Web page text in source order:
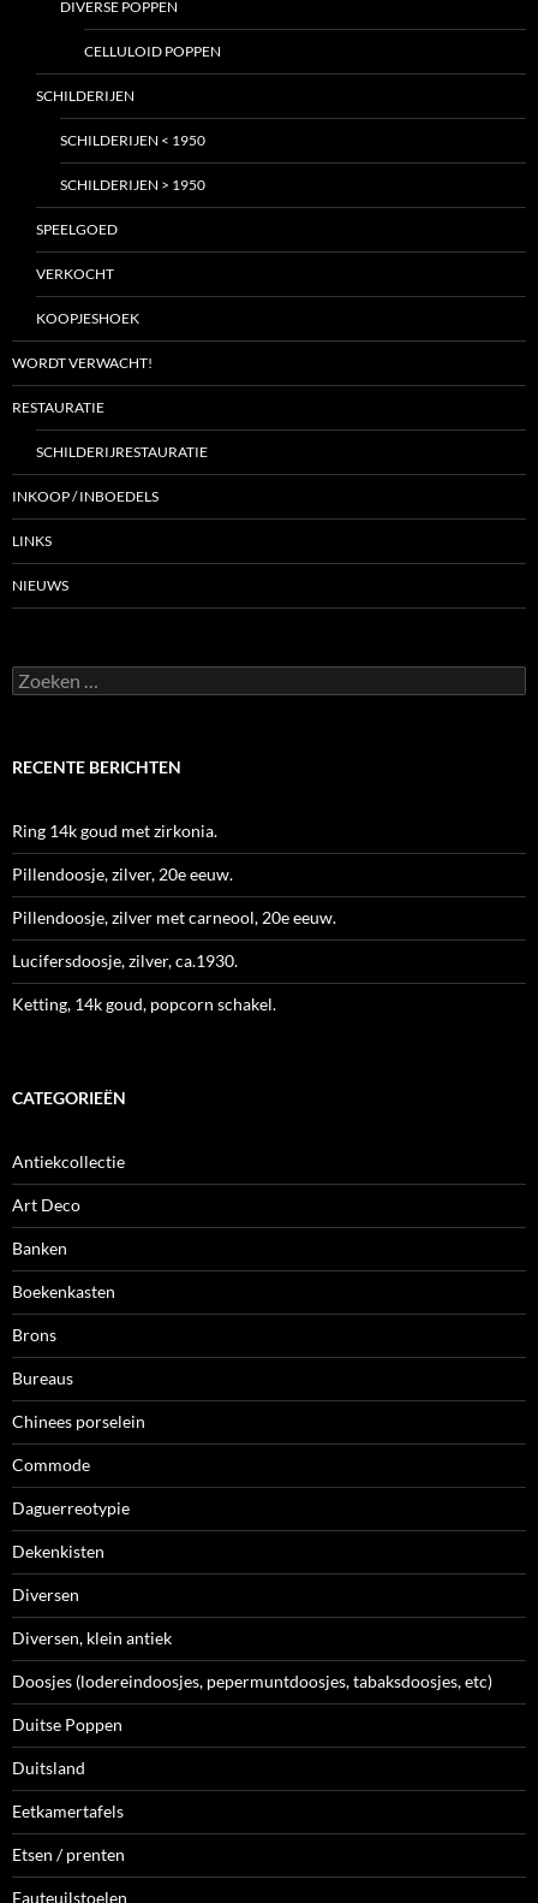
DIVERSE POPPEN
CELLULOID POPPEN
SCHILDERIJEN
SCHILDERIJEN < 1950
SCHILDERIJEN > 1950
SPEELGOED
VERKOCHT
KOOPJESHOEK
WORDT VERWACHT!
RESTAURATIE
SCHILDERIJRESTAURATIE
INKOOP / INBOEDELS
LINKS
NIEUWS
Zoeken
naar:
RECENTE BERICHTEN
Ring 14k goud met zirkonia.
Pillendoosje, zilver, 20e eeuw.
Pillendoosje, zilver met carneool, 20e eeuw.
Lucifersdoosje, zilver, ca.1930.
Ketting, 14k goud, popcorn schakel.
CATEGORIEËN
Antiekcollectie
Art Deco
Banken
Boekenkasten
Brons
Bureaus
Chinees porselein
Commode
Daguerreotypie
Dekenkisten
Diversen
Diversen, klein antiek
Doosjes (lodereindoosjes, pepermuntdoosjes, tabaksdoosjes, etc)
Duitse Poppen
Duitsland
Eetkamertafels
Etsen / prenten
Fauteuilstoelen